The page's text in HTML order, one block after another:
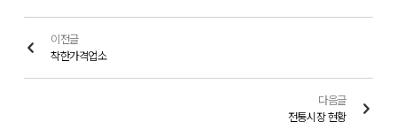
이전글
착한가격업소
다음글
전통시장 현황